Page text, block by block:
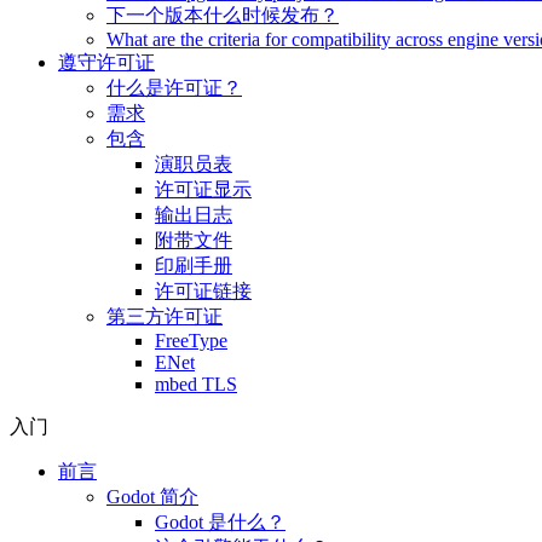
下一个版本什么时候发布？
What are the criteria for compatibility across engine
遵守许可证
什么是许可证？
需求
包含
演职员表
许可证显示
输出日志
附带文件
印刷手册
许可证链接
第三方许可证
FreeType
ENet
mbed TLS
入门
前言
Godot 简介
Godot 是什么？